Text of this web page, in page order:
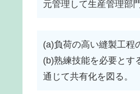
元管理して生産管理部
(a)負荷の高い縫製工程
(b)熟練技能を必要とす
通じて共有化を図る。